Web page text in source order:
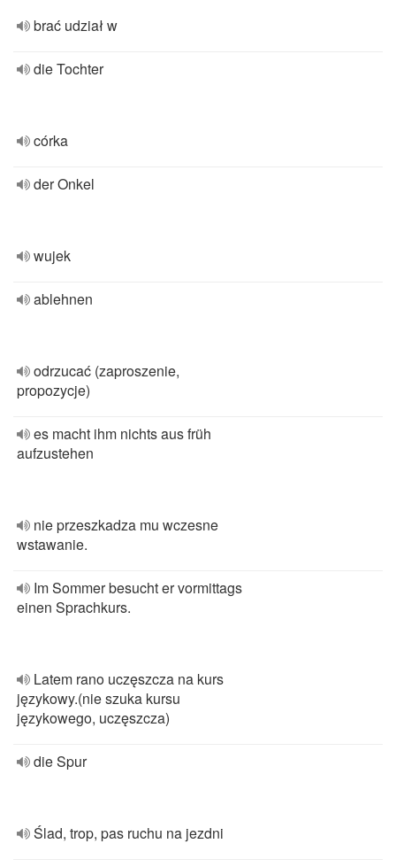
brać udział w
die Tochter
córka
der Onkel
wujek
ablehnen
odrzucać (zaproszenie,
propozycje)
es macht ihm nichts aus früh
aufzustehen
nie przeszkadza mu wczesne
wstawanie.
Im Sommer besucht er vormittags
einen Sprachkurs.
Latem rano uczęszcza na kurs
językowy.(nie szuka kursu
językowego, uczęszcza)
die Spur
Ślad, trop, pas ruchu na jezdni